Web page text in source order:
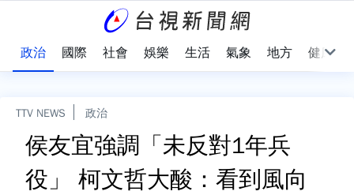
政治 國際 社會 娛樂 生活 氣象 地方 健康
TTV NEWS 政治
侯友宜強調「未反對1年兵
役」 柯文哲大酸：看到風向